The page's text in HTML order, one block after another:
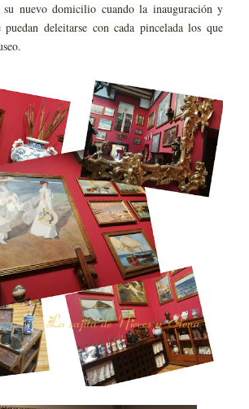
nuevo domicilio cuando la inauguración y
deleitarse con cada pincelada los que